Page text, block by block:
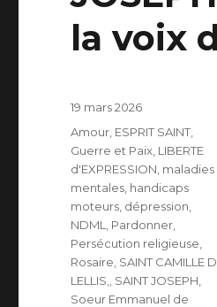
la voix
Publié
19 mars 2026
Catégories
Amour ESPRIT SAINT
Guerre et Paix LIBERTE
d'EXPRESSION maladies
mentales, handicaps
moteurs, dépression
NDML
Pardonner
Persécution religieuse
Rosaire SAINT CAMILLE
LELLIS,
SAINT JOSEPH
Soeur Emmanuel de